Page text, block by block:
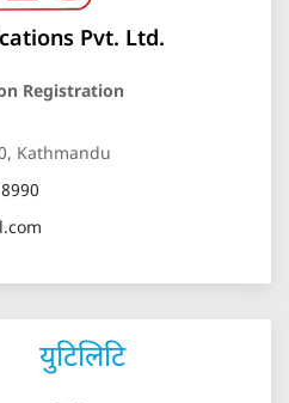
Pvt. Ltd.
Registration
Kathmandu
युटिलिटि